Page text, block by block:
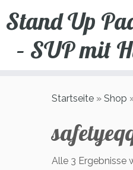
Inhalt
Stand Up
– SUP mit
Startseite » Shop
Alle 3 Ergebnisse